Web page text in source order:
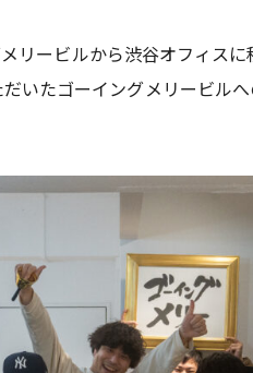
ービルから渋谷オフィスに
いたゴーイングメリービル